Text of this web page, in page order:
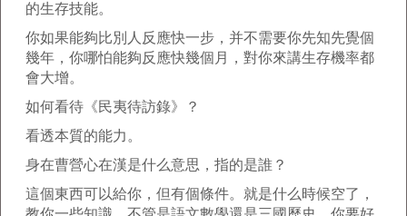
的生存技能。
你如果能夠比別人反應快一步，并不需要你先知先覺個
幾年，你哪怕能夠反應快幾個月，對你來講生存機率都
會大增。
如何看待《民夷待訪錄》？
看透本質的能力。
身在曹營心在漢是什么意思，指的是誰？
這個東西可以給你，但有個條件。就是什么時候空了，